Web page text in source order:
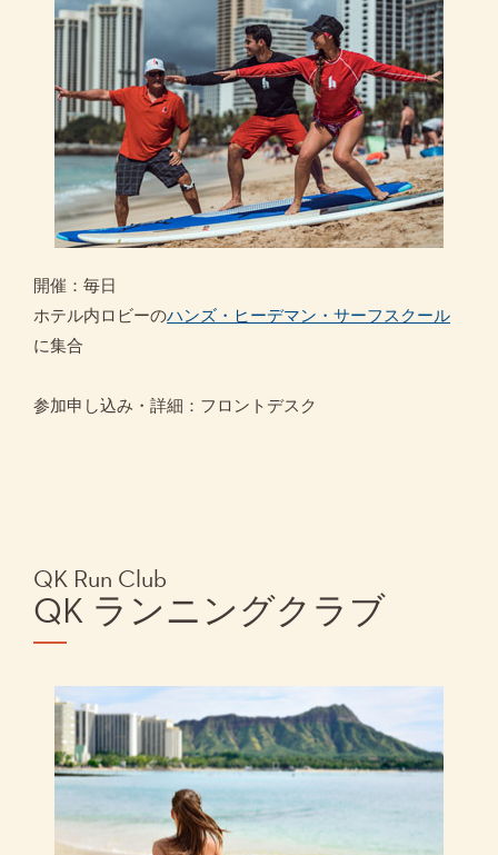
開催：毎日
ホテル内ロビーのハンズ・ヒーデマン・サーフスクール
に集合
参加申し込み・詳細：フロントデスク
QK Run Club
QK ランニングクラブ